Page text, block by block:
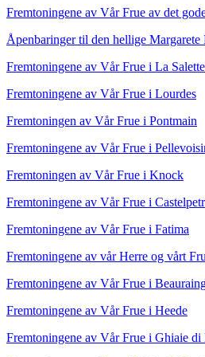
Fremtoningene av Vår Frue av det
Åpenbaringer til den hellige
Fremtoningene av Vår Frue i La Salette
Fremtoningene av Vår Frue i Lourdes
Fremtoningen av Vår Frue i Pontmain
Fremtoningene av Vår Frue i
Fremtoningen av Vår Frue i Knock
Fremtoningene av Vår Frue i
Fremtoningene av Vår Frue i Fatima
Fremtoningene av vår Herre og vårt
Fremtoningene av Vår Frue i
Fremtoningene av Vår Frue i Heede
Fremtoningene av Vår Frue i Ghiaie di